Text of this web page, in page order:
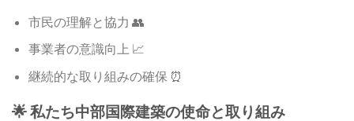
市民の理解と協力 👥
事業者の意識向上 📈
継続的な取り組みの確保 ⏰
🌟 私たち中部国際建築の使命と取り組み